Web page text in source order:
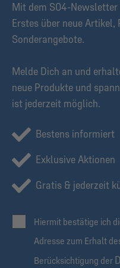
Mit dem S04-
Erstes über neue
Sonderangebote.
Melde Dich an und
neue Produkte und
ist jederzeit möglich.
Bestens informiert
Exklusive Aktionen
Gratis & jederzeit
Hiermit bestätige ich
Adresse zum Erhalt
Berücksichtigung der